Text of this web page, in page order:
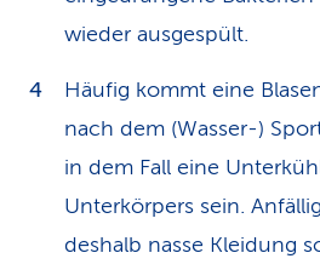
wieder ausgespült.
Häufig kommt eine
nach dem (Wasser-)
in dem Fall eine
Unterkörpers sein.
deshalb nasse Kleidung